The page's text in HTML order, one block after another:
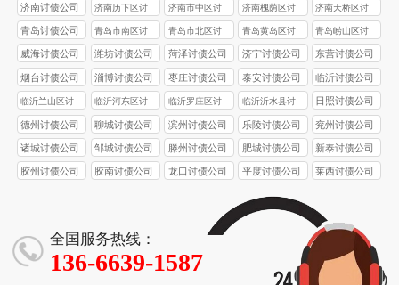
济南讨债公司
济南历下区讨
债公司
济南市中区讨
债公司
济南槐荫区讨
债公司
济南天桥区讨
债公司
青岛讨债公司
青岛市南区讨
债公司
青岛市北区讨
债公司
青岛黄岛区讨
债公司
青岛崂山区讨
债公司
威海讨债公司 潍坊讨债公司 菏泽讨债公司 济宁讨债公司 东营讨债公司
烟台讨债公司 淄博讨债公司 枣庄讨债公司 泰安讨债公司 临沂讨债公司
临沂兰山区讨
债公司
临沂河东区讨
债公司
临沂罗庄区讨
债公司
临沂沂水县讨
债公司
日照讨债公司
德州讨债公司 聊城讨债公司 滨州讨债公司 乐陵讨债公司 兖州讨债公司
诸城讨债公司 邹城讨债公司 滕州讨债公司 肥城讨债公司 新泰讨债公司
胶州讨债公司 胶南讨债公司 龙口讨债公司 平度讨债公司 莱西讨债公司
全国服务热线：
136-6639-1587